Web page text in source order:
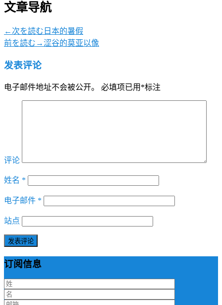
文章导航
←次を読む 日本的暑假
前を読む→涩谷的莫亚以像
发表评论
电子邮件地址不会被公开。 必填项已用 *标注
评论
姓名 *
电子邮件 *
站点
订阅信息